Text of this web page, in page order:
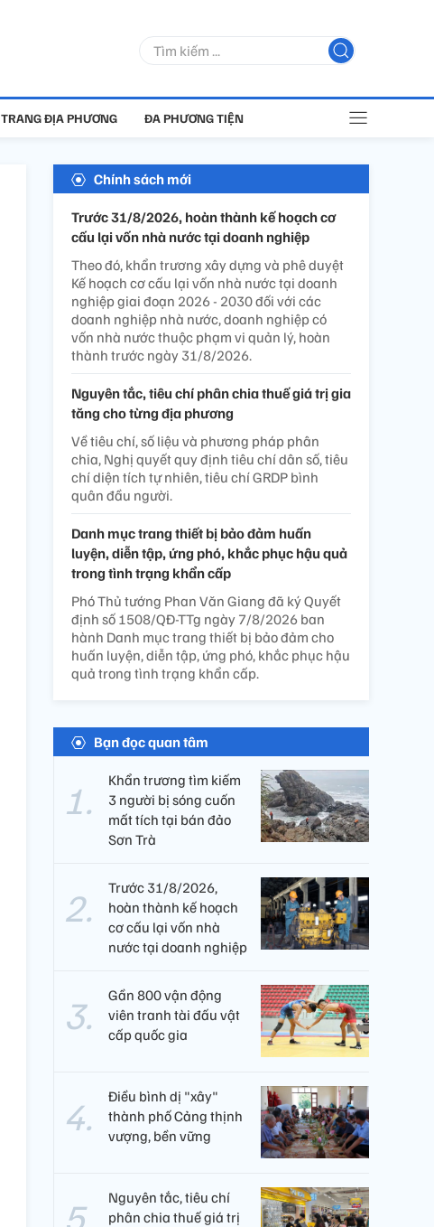
TRANG ĐỊA PHƯƠNG ĐA PHƯƠNG TIỆN
Chính sách mới
Trước 31/8/2026, hoàn thành kế hoạch cơ
cấu lại vốn nhà nước tại doanh nghiệp
Theo đó, khẩn trương xây dựng và phê duyệt
Kế hoạch cơ cấu lại vốn nhà nước tại doanh
nghiệp giai đoạn 2026 - 2030 đối với các
doanh nghiệp nhà nước, doanh nghiệp có
vốn nhà nước thuộc phạm vi quản lý, hoàn
thành trước ngày 31/8/2026.
Nguyên tắc, tiêu chí phân chia thuế giá trị gia
tăng cho từng địa phương
Về tiêu chí, số liệu và phương pháp phân
chia, Nghị quyết quy định tiêu chí dân số, tiêu
chí diện tích tự nhiên, tiêu chí GRDP bình
quân đầu người.
Danh mục trang thiết bị bảo đảm huấn
luyện, diễn tập, ứng phó, khắc phục hậu quả
trong tình trạng khẩn cấp
Phó Thủ tướng Phan Văn Giang đã ký Quyết
định số 1508/QĐ-TTg ngày 7/8/2026 ban
hành Danh mục trang thiết bị bảo đảm cho
huấn luyện, diễn tập, ứng phó, khắc phục hậu
quả trong tình trạng khẩn cấp.
Bạn đọc quan tâm
Khẩn trương tìm kiếm
3 người bị sóng cuốn
mất tích tại bán đảo
Sơn Trà
Trước 31/8/2026,
hoàn thành kế hoạch
cơ cấu lại vốn nhà
nước tại doanh nghiệp
Gần 800 vận động
viên tranh tài đấu vật
cấp quốc gia
Điều bình dị "xây"
thành phố Cảng thịnh
vượng, bền vững
Nguyên tắc, tiêu chí
phân chia thuế giá trị